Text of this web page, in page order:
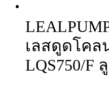
เลสดูดโคล
LQS750/F